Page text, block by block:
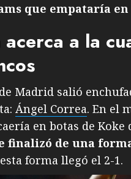
que empataría en
a la
Madrid salió
Ángel Correa. En el
en botas de
finalizó de una
forma llegó el 2-1.